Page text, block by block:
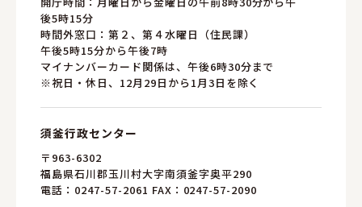
後5時15分
時間外窓口：第２、第４水曜日（住民課）
午後5時15分から午後7時
マイナンバーカード関係は、午後6時30分まで
※祝日・休日、12月29日から1月3日を除く
須釜行政センター
〒963-6302
福島県石川郡玉川村大字南須釜字奥平290
電話： 0247-57-2061 FAX：0247-57-2090